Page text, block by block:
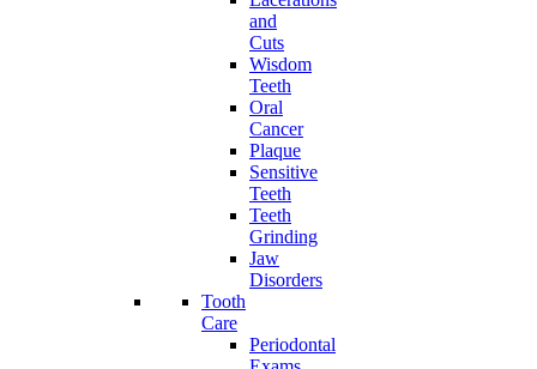
and
Cuts
Wisdom
Teeth
Oral
Cancer
Plaque
Sensitive
Teeth
Teeth
Grinding
Jaw
Disorders
Tooth
Care
Periodontal